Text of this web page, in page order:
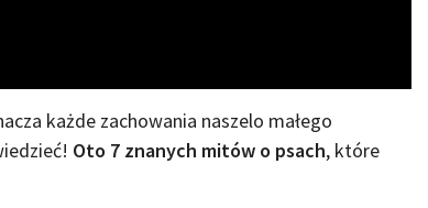
każde zachowania naszelo małego
Oto 7 znanych mitów o psach, które